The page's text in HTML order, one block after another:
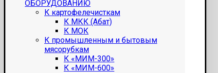
ОБОРУДОВАНИЮ
К картофелечисткам
К МКК (Абат)
К МОК
К промышленным и бытовым
мясорубкам
К «МИМ-300»
К «МИМ-600»